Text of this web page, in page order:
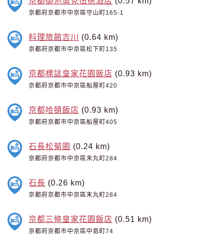
京都府京都市中京區守山町165-1
料理旅館吉川 (0.64 km)
京都府京都市中京區松下町135
京都標誌皇家花園飯店 (0.93 km)
京都府京都市中京區船屋町420
京都哈頓飯店 (0.93 km)
京都府京都市中京區船屋町405
石長松菊園 (0.24 km)
京都府京都市中京區末丸町284
石長 (0.26 km)
京都府京都市中京區末丸町284
京都三條皇家花園飯店 (0.51 km)
京都府京都市中京區中島町74